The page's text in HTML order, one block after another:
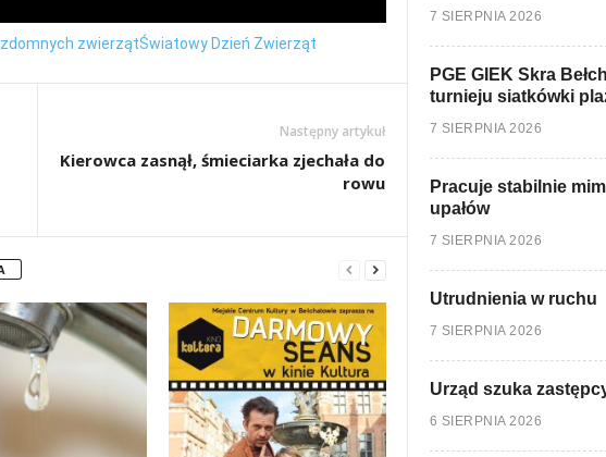
zwierzątŚwiatowy Dzień Zwierząt
Następny artykuł
Kierowca zasnął, śmieciarka zjechała do
rowu
7 SIERPNIA 2026
PGE GIEK Skra
turnieju siatkówki
7 SIERPNIA 2026
Pracuje stabilnie
upałów
7 SIERPNIA 2026
Utrudnienia w ruchu
7 SIERPNIA 2026
Urząd szuka
6 SIERPNIA 2026